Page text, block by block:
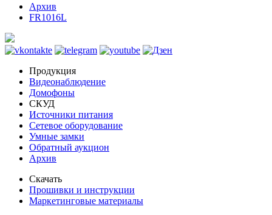
Архив
FR1016L
Продукция
Видеонаблюдение
Домофоны
СКУД
Источники питания
Сетевое оборудование
Умные замки
Обратный аукцион
Архив
Скачать
Прошивки и инструкции
Маркетинговые материалы